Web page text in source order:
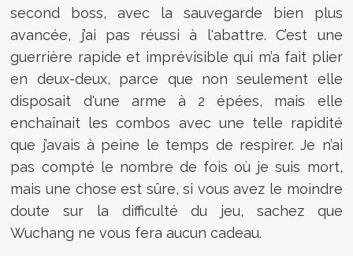
second boss, avec la sauvegarde bien plus
avancée, j’ai pas réussi à l'abattre. C’est une
guerrière rapide et imprévisible qui m’a fait plier
en deux-deux, parce que non seulement elle
disposait d'une arme à 2 épées, mais elle
enchaînait les combos avec une telle rapidité
que j’avais à peine le temps de respirer. Je n’ai
pas compté le nombre de fois où je suis mort,
mais une chose est sûre, si vous avez le moindre
doute sur la difficulté du jeu, sachez que
Wuchang ne vous fera aucun cadeau.